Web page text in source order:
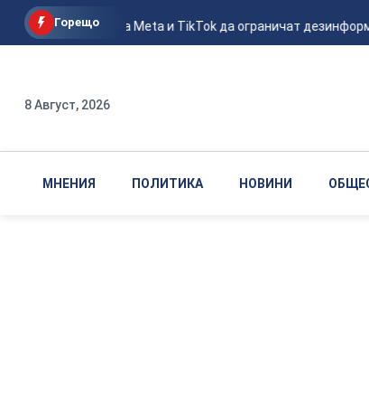
Горещо
ЕС призова Meta и TikTok да ограничат
8 Август, 2026
МНЕНИЯ ПОЛИТИКА НОВИНИ